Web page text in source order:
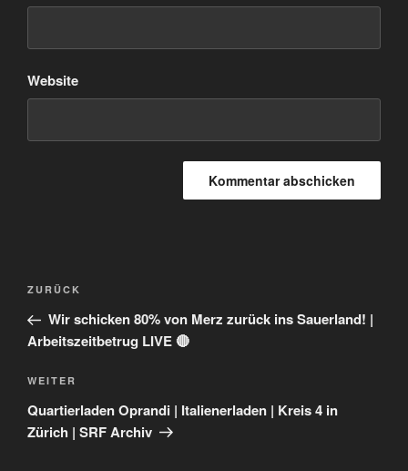
Website
Beitragsnavigation
Vorheriger
Beitrag
ZURÜCK
Wir schicken 80% von Merz zurück ins Sauerland! |
Arbeitszeitbetrug LIVE 🔴
Nächster
Beitrag
WEITER
Quartierladen Oprandi | Italienerladen | Kreis 4 in
Zürich | SRF Archiv